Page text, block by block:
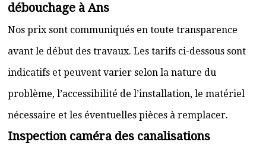
débouchage à Ans
Nos prix sont communiqués en toute transparence
avant le début des travaux. Les tarifs ci-dessous sont
indicatifs et peuvent varier selon la nature du
problème, l’accessibilité de l’installation, le matériel
nécessaire et les éventuelles pièces à remplacer.
Inspection caméra des canalisations